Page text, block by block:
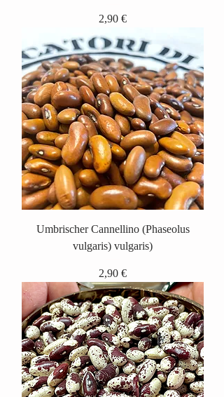
Preis
2,90 €
Umbrischer Cannellino (Phaseolus
vulgaris) vulgaris)
Preis
2,90 €